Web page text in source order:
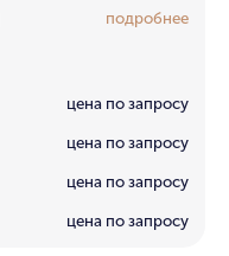
подробнее
цена по запросу
цена по запросу
цена по запросу
цена по запросу